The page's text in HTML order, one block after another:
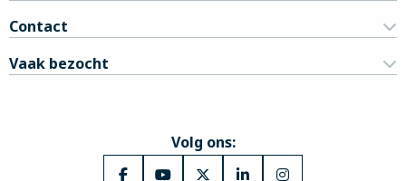
Contact
Vaak bezocht
Volg ons: